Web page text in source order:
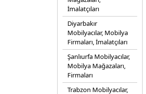
İmalatçıları
Diyarbakır
Mobilyacılar, Mobilya
Firmaları, İmalatçıları
Şanlıurfa Mobilyacılar,
Mobilya Mağazaları,
Firmaları
Trabzon Mobilyacılar,